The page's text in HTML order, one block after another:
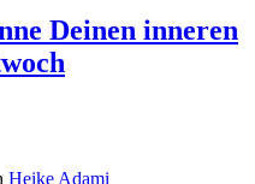
Deinen inneren
Heike Adami